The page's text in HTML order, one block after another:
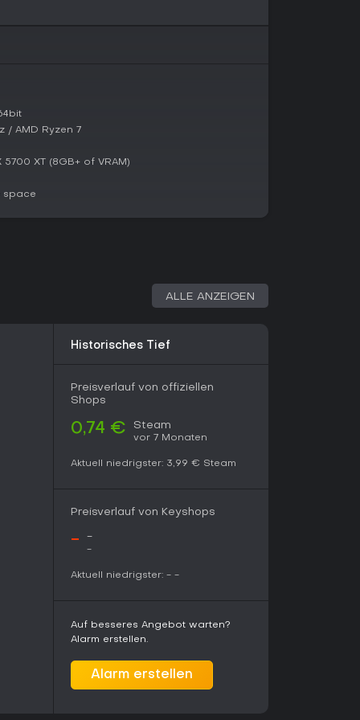
Victor erweitert die Auswahl für
- spricht Lizards Must Die Fans kurzer, meme-
Wert, vor allem zum günstigen Preis. Perfekt für
oder längere Kampagnen
/ AMD Ryzen 7
XT (8GB+ of VRAM)
space
ALLE ANZEIGEN
Historisches Tief
Preisverlauf von offiziellen
Shops
0,74 € Steam
vor 7 Monaten
Aktuell niedrigster: 3,99 € Steam
Preisverlauf von Keyshops
- -
-
Aktuell niedrigster: - -
Auf besseres Angebot warten?
Alarm erstellen.
Alarm erstellen